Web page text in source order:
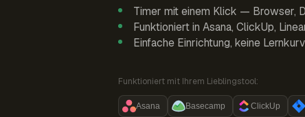
Timer mit einem Klick — Browser,
Funktioniert in Asana, ClickUp,
Einfache Einrichtung, keine
Funktioniert mit Ihrem Lieblingstool:
Asana Basecamp ClickUp